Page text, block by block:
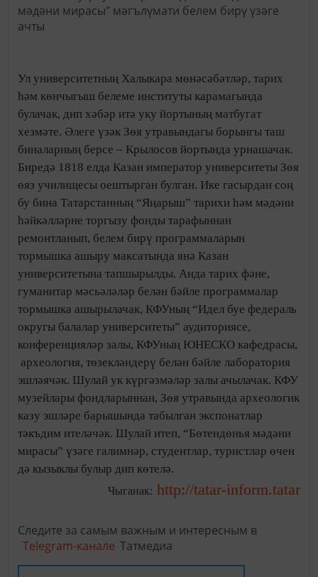
Ул университетның Халыкара мөнәсәбәтләр, тарих
һәм көнчыгыш белеме институты карамагында
булачак, дип хәбәр итә уку йортының матбугат
хезмәте. Әлеге үзәк Зөя утравындагы борынгы таш
биналарның берсе – Крылосов йортында урнашачак.
Биредә 1818 елда Казан император университеты Зөя
өяз училищесы оештырган булган. Ике гасырдан соң
бу бина Татарстанның “Яңарыш” тарихи һәм мәдәни
һәйкәлләрне торгызу фонды тарафыннан
ремонтланып, белем бирү программаларын
тормышка ашыру максатында янә Казан
университетына тапшырылды. Анда тарих фәне,
гуманитар мәсьәләләр белән бәйле программалар
тормышка ашырылачак, КФУның “Идел буе федераль
округы балалар университеты” аудиториясе,
конференцияләр залы, КФУның ЮНЕСКО кафедрасы,
археология, төзекләндерү белән бәйле лаборатория
эшләячәк. Шулай ук күргәзмәләр залы ачылачак. КФУ
музейлары фондларыннан, Зөя утравында археологик
казу эшләре барышында табылган экспонатлар
тәкъдим ителәчәк. Шулай итеп, “Бөтендөнья мәдәни
мирасы” үзәге галимнәр, студентлар, туристлар өчен
дә кызыклы булыр дип көтелә.
Чыганак: http://tatar-inform.tatar
Следите за самым важным и интересным в
Telegram-канале Татмедиа